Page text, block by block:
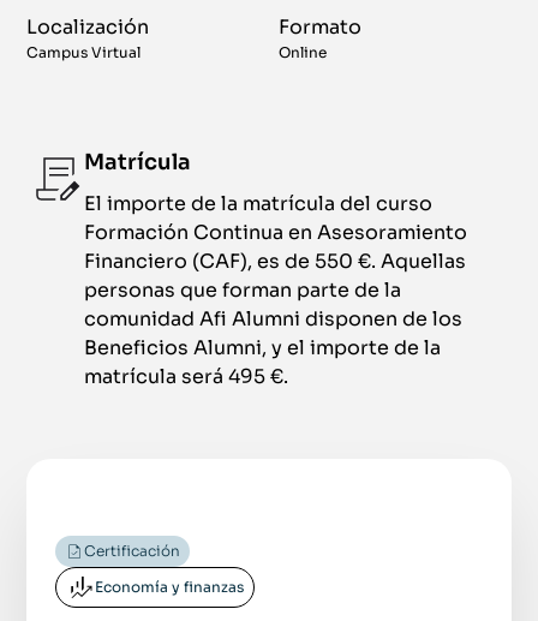
Localización
Campus Virtual
Formato
Online
Matrícula
El importe de la matrícula del curso
Formación Continua en Asesoramiento
Financiero (CAF), es de 550 €. Aquellas
personas que forman parte de la
comunidad Afi Alumni disponen de los
Beneficios Alumni, y el importe de la
matrícula será 495 €.
Certificación
Economía y finanzas